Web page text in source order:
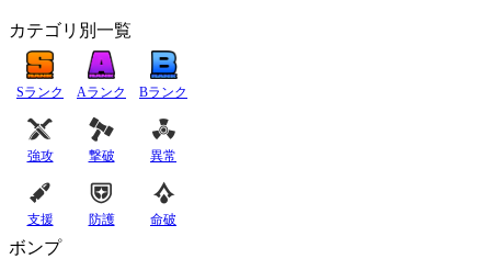
カテゴリ別一覧
Sランク Aランク Bランク
強攻 撃破 異常
支援 防護 命破
ボンプ